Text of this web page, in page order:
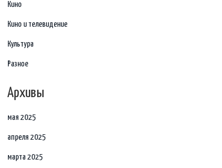
Кино
Кино и телевидение
Культура
Разное
Архивы
мая 2025
апреля 2025
марта 2025